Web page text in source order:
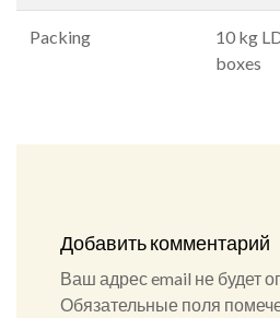
Packing
10 kg
boxes
Добавить комментарий
Ваш адрес email не будет
Обязательные поля